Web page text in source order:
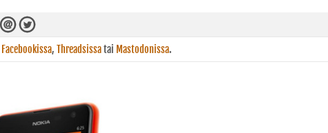
Facebookissa, Threadsissatai Mastodonissa.